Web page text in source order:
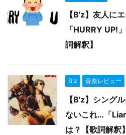
【B'z】友人に
「HURRY UP!
詞解釈】
B'z 音楽レビュー
【B'z】シング
ないこれ…「
は？【歌詞解釈】